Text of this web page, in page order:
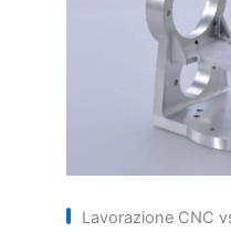
Lavorazione CNC